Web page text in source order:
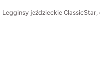
Legginsy jeździeckie ClassicStar,